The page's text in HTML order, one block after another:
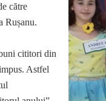
către
Rușanu.
cititori din
Astfel